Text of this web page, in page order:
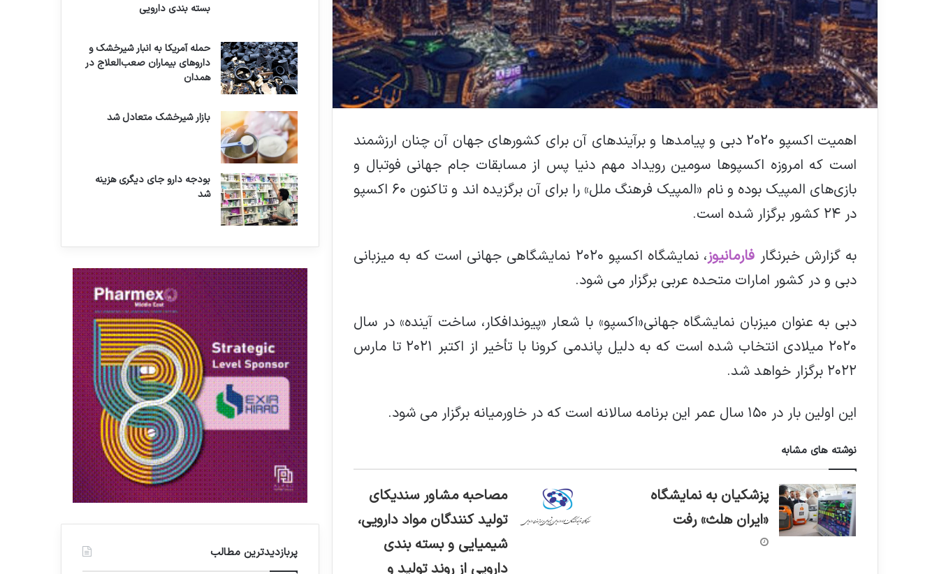
اهمیت اکسپو 2020 دبی و پیامدها و برآیندهای آن برای کشورهای جهان آن چنان ارزشمند
است که امروزه اکسپوها سومین رویداد مهم دنیا پس از مسابقات جام جهانی فوتبال و
بازی‌های المپیک بوده و نام «المپیک فرهنگ ملل» را برای آن برگزیده اند و تاکنون ٦٠ اکسپو
در ٢٤ کشور برگزار شده است.
به گزارش خبرنگار فارمانیوز
، نمایشگاه اکسپو ۲۰۲۰ نمایشگاهی جهانی است که به میزبانی
دبی و در کشور امارات متحده عربی برگزار می شود.
دبی به عنوان میزبان نمایشگاه جهانی«اکسپو» با شعار «پیوندافکار، ساخت آینده» در سال
٢٠٢٠ میلادی انتخاب شده است که به دلیل پاندمی کرونا با تأخیر از اکتبر ۲۰۲۱ تا مارس
۲۰۲۲ برگزار خواهد شد.
این اولین بار در ١٥٠ سال عمر این برنامه سالانه است که در خاورمیانه برگزار می شود.
نوشته های مشابه
پزشکیان به نمایشگاه
«ایران هلث» رفت
مصاحبه مشاور سندیکای
تولید کنندگان مواد دارویی،
شیمیایی و بسته بندی
دارویی از روند تولید و
بسته بندی دارویی
حمله آمریکا به انبار شیرخشک و
داروهای بیماران صعب‌العلاج در
همدان
بازار شیرخشک متعادل شد
بودجه دارو جای دیگری هزینه
شد
پربازدیدترین مطالب